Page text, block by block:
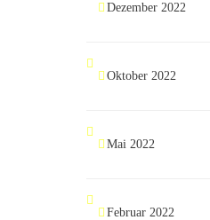
Dezember 2022
Oktober 2022
Mai 2022
Februar 2022